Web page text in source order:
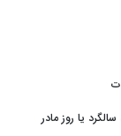
یا روز مادر